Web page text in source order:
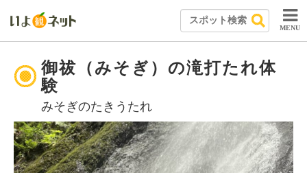
MENU
御祓（みそぎ）の滝打たれ体
験
みそぎのたきうたれ